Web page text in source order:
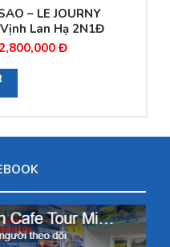
– LE JOURNY
Lan Hạ 2N1Đ
Giá
2,800,000ĐGiá
Đ.